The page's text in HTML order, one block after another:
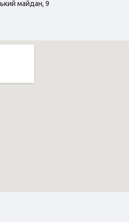
майдан, 9